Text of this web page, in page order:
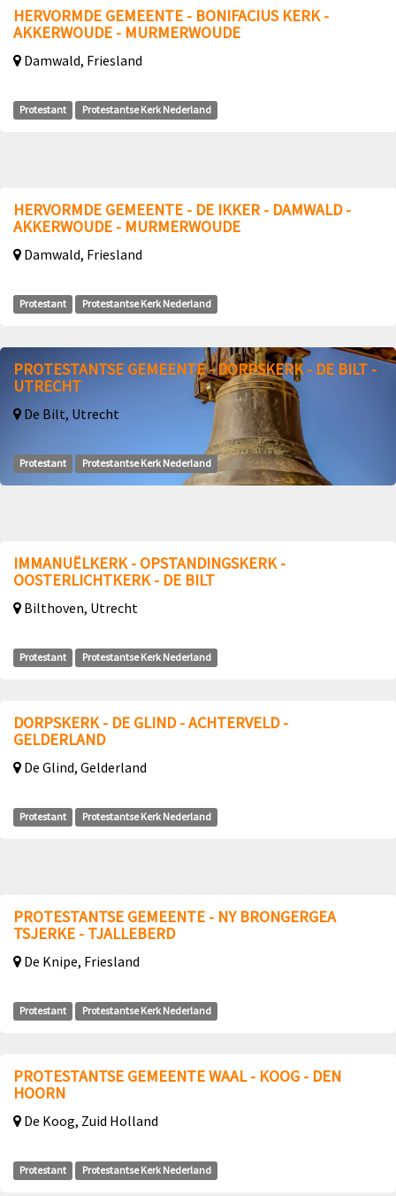
HERVORMDE GEMEENTE - BONIFACIUS KERK -
AKKERWOUDE - MURMERWOUDE
Damwald, Friesland
Protestant Protestantse Kerk Nederland
HERVORMDE GEMEENTE - DE IKKER - DAMWALD -
AKKERWOUDE - MURMERWOUDE
Damwald, Friesland
Protestant Protestantse Kerk Nederland
PROTESTANTSE GEMEENTE - DORPSKERK - DE BILT -
UTRECHT
De Bilt, Utrecht
Protestant Protestantse Kerk Nederland
IMMANUËLKERK - OPSTANDINGSKERK -
OOSTERLICHTKERK - DE BILT
Bilthoven, Utrecht
Protestant Protestantse Kerk Nederland
DORPSKERK - DE GLIND - ACHTERVELD -
GELDERLAND
De Glind, Gelderland
Protestant Protestantse Kerk Nederland
PROTESTANTSE GEMEENTE - NY BRONGERGEA
TSJERKE - TJALLEBERD
De Knipe, Friesland
Protestant Protestantse Kerk Nederland
PROTESTANTSE GEMEENTE WAAL - KOOG - DEN
HOORN
De Koog, Zuid Holland
Protestant Protestantse Kerk Nederland